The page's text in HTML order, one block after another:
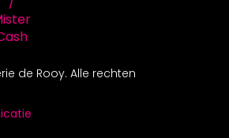
de Rooy. Alle rechten